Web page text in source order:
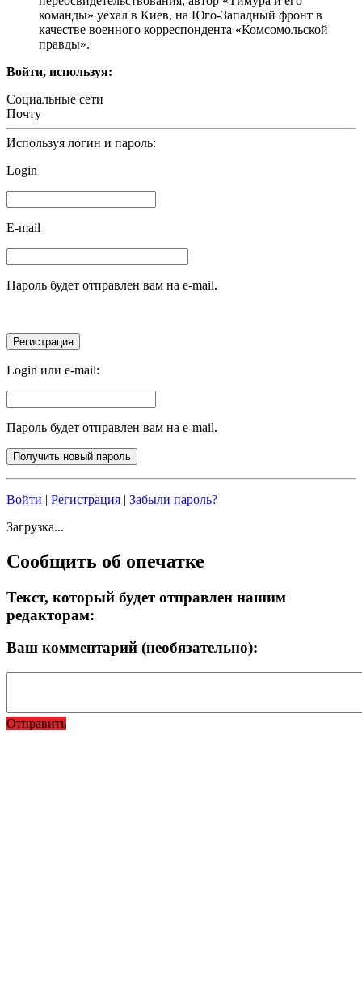
команды» уехал в Киев, на Юго-Западный фронт в
качестве военного корреспондента «Комсомольской
правды».
Войти, используя:
Социальные сети
Почту
Используя логин и пароль:
Login
E-mail
Пароль будет отправлен вам на e-mail.
Login или e-mail:
Пароль будет отправлен вам на e-mail.
Войти | Регистрация | Забыли пароль?
Загрузка...
Сообщить об опечатке
Текст, который будет отправлен нашим
редакторам:
Ваш комментарий (необязательно):
Отправить